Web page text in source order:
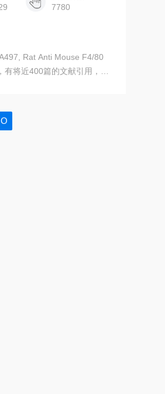
7780
Rat Anti Mouse F4/80
将近400篇的文献引用，提